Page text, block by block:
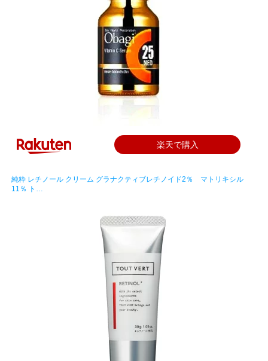
楽天で購入
純粋 レチノール クリーム グラナクティブレチノイド2％ マトリキシル
11％ ト…